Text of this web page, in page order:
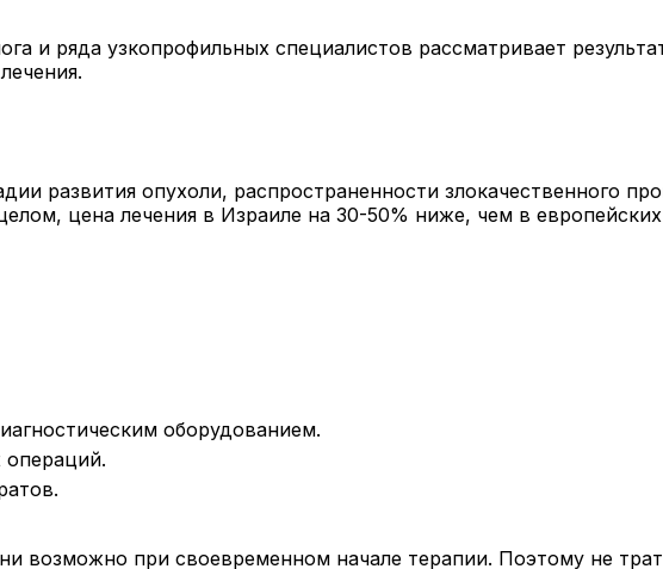
и ряда узкопрофильных специалистов рассматривает
развития опухоли, распространенности злокачественного
цена лечения в Израиле на 30-50% ниже, чем в
оборудованием.
возможно при своевременном начале терапии. Поэтому не